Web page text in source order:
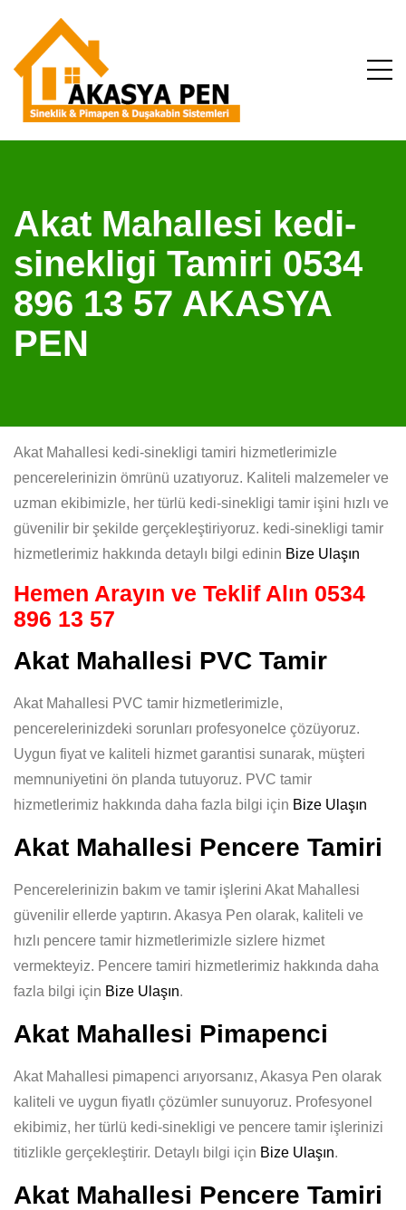
Akat Mahallesi kedi-
sinekligi Tamiri 0534
896 13 57 AKASYA
PEN
Akat Mahallesi kedi-sinekligi tamiri hizmetlerimizle
pencerelerinizin ömrünü uzatıyoruz. Kaliteli malzemeler ve
uzman ekibimizle, her türlü kedi-sinekligi tamir işini hızlı ve
güvenilir bir şekilde gerçekleştiriyoruz. kedi-sinekligi tamir
hizmetlerimiz hakkında detaylı bilgi edinin Bize Ulaşın
Hemen Arayın ve Teklif Alın 0534
896 13 57
Akat Mahallesi PVC Tamir
Akat Mahallesi PVC tamir hizmetlerimizle,
pencerelerinizdeki sorunları profesyonelce çözüyoruz.
Uygun fiyat ve kaliteli hizmet garantisi sunarak, müşteri
memnuniyetini ön planda tutuyoruz. PVC tamir
hizmetlerimiz hakkında daha fazla bilgi için Bize Ulaşın
Akat Mahallesi Pencere Tamiri
Pencerelerinizin bakım ve tamir işlerini Akat Mahallesi
güvenilir ellerde yaptırın. Akasya Pen olarak, kaliteli ve
hızlı pencere tamir hizmetlerimizle sizlere hizmet
vermekteyiz. Pencere tamiri hizmetlerimiz hakkında daha
fazla bilgi için Bize Ulaşın.
Akat Mahallesi Pimapenci
Akat Mahallesi pimapenci arıyorsanız, Akasya Pen olarak
kaliteli ve uygun fiyatlı çözümler sunuyoruz. Profesyonel
ekibimiz, her türlü kedi-sinekligi ve pencere tamir işlerinizi
titizlikle gerçekleştirir. Detaylı bilgi için Bize Ulaşın.
Akat Mahallesi Pencere Tamiri